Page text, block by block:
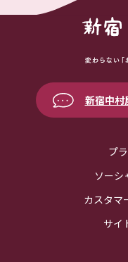
新宿中村
プ
ソーシ
カスタマ
サイ